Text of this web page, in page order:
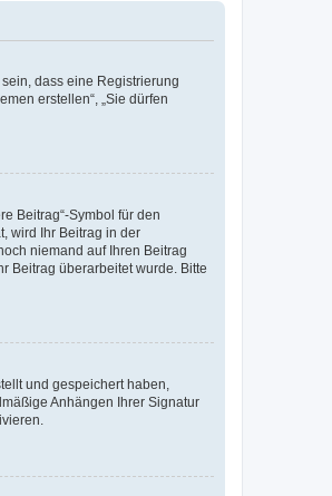
dass eine Registrierung
erstellen“, „Sie dürfen
Beitrag“-Symbol für den
wird Ihr Beitrag in der
niemand auf Ihren Beitrag
Beitrag überarbeitet wurde. Bitte
und gespeichert haben,
Anhängen Ihrer Signatur